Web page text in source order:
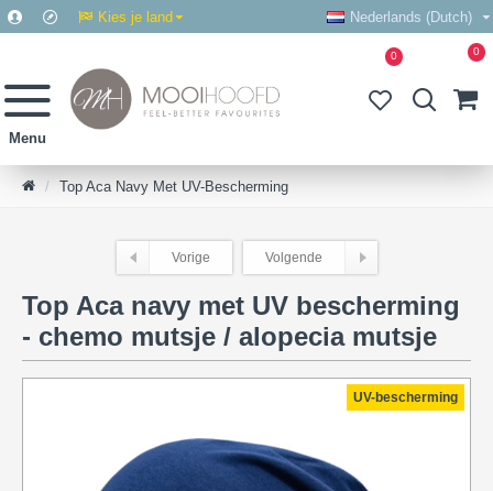
Kies je land Nederlands (Dutch)
0 0
Top Aca Navy Met UV-Bescherming
Vorige Volgende
Top Aca navy met UV bescherming
- chemo mutsje / alopecia mutsje
UV-bescherming